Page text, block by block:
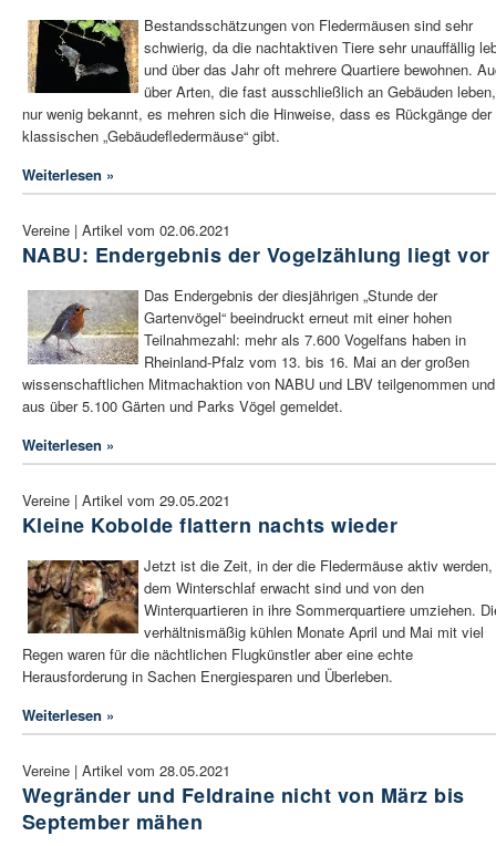
Bestandsschätzungen von Fledermäusen sind sehr
schwierig, da die nachtaktiven Tiere sehr unauffällig
und über das Jahr oft mehrere Quartiere bewohnen.
über Arten, die fast ausschließlich an Gebäuden
nur wenig bekannt, es mehren sich die Hinweise, dass es Rückgänge der
klassischen „Gebäudefledermäuse“ gibt.
Weiterlesen »
Vereine | Artikel vom 02.06.2021
NABU: Endergebnis der Vogelzählung liegt vor
Das Endergebnis der diesjährigen „Stunde der
Gartenvögel“ beeindruckt erneut mit einer hohen
Teilnahmezahl: mehr als 7.600 Vogelfans haben in
Rheinland-Pfalz vom 13. bis 16. Mai an der großen
wissenschaftlichen Mitmachaktion von NABU und LBV teilgenommen und
aus über 5.100 Gärten und Parks Vögel gemeldet.
Weiterlesen »
Vereine | Artikel vom 29.05.2021
Kleine Kobolde flattern nachts wieder
Jetzt ist die Zeit, in der die Fledermäuse aktiv
dem Winterschlaf erwacht sind und von den
Winterquartieren in ihre Sommerquartiere umziehen.
verhältnismäßig kühlen Monate April und Mai mit viel
Regen waren für die nächtlichen Flugkünstler aber eine echte
Herausforderung in Sachen Energiesparen und Überleben.
Weiterlesen »
Vereine | Artikel vom 28.05.2021
Wegränder und Feldraine nicht von März bis
September mähen